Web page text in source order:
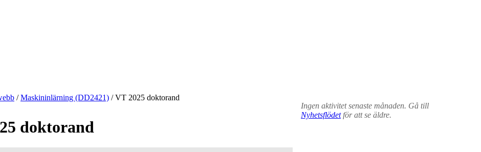
/ Maskininlärning (DD2421) /VT 2025 doktorand
doktorand
Ingen aktivitet senaste månaden. Gå till
Nyhetsflödetför att se äldre.